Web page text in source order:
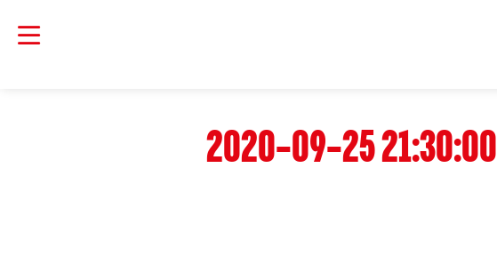
2020-09-25 21:30:00